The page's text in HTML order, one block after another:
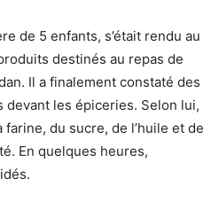
de 5 enfants, s’était rendu au
destinés au repas de
Il a finalement constaté des
devant les épiceries. Selon lui,
du sucre, de l’huile et de
En quelques heures,